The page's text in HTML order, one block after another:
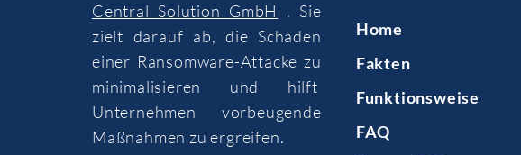
Central Solution GmbH
. Sie
zielt darauf ab, die Schäden
einer Ransomware-Attacke zu
minimalisieren und hilft
Unternehmen vorbeugende
Maßnahmen zu ergreifen.
Home
Fakten
Funktionsweise
FAQ